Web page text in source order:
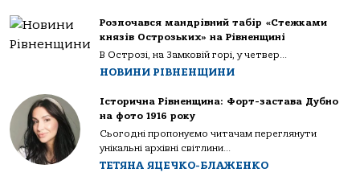
Розпочався мандрівний табір «Стежками
князів Острозьких» на Рівненщині
В Острозі, на Замковій горі, у четвер...
НОВИНИ РІВНЕНЩИНИ
Історична Рівненщина: Форт-застава Дубно
на фото 1916 року
Сьогодні пропонуємо читачам переглянути
унікальні архівні світлини...
ТЕТЯНА ЯЦЕЧКО-БЛАЖЕНКО